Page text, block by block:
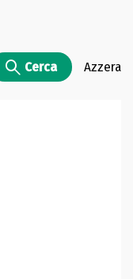
Cerca Azzera